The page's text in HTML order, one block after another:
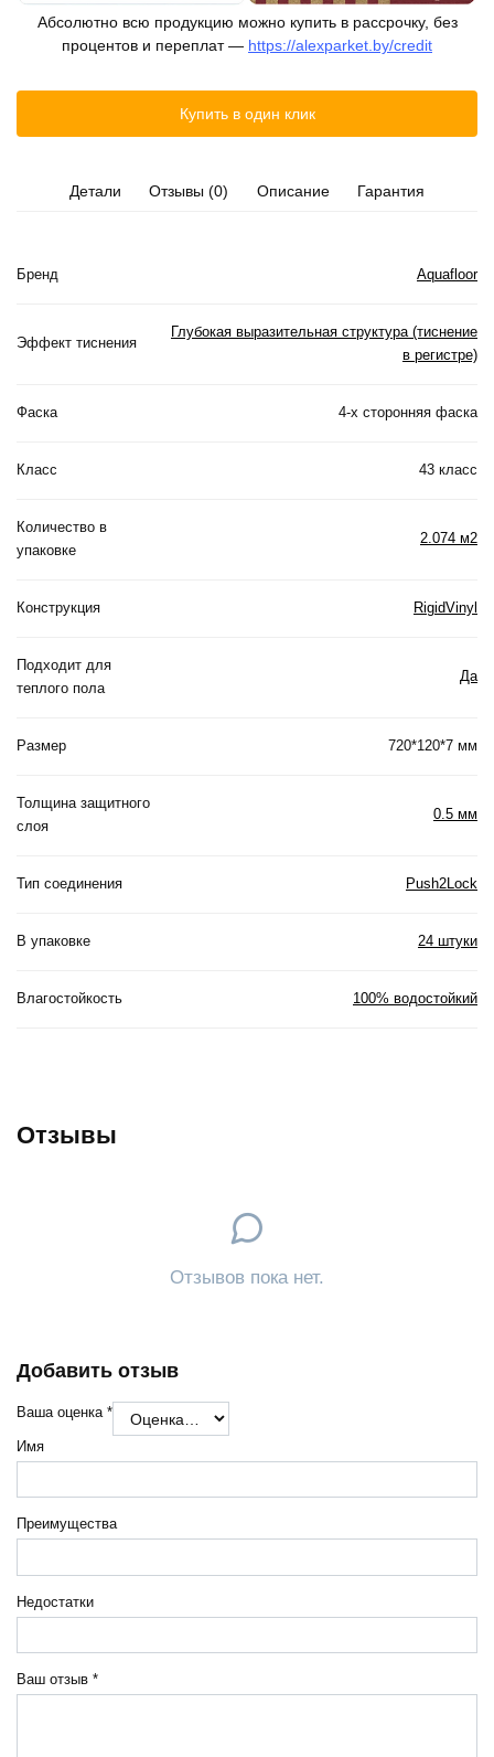
Абсолютно всю продукцию можно купить в рассрочку, без
процентов и переплат — https://alexparket.by/credit
Купить в один клик
Детали Отзывы (0) Описание Гарантия
Бренд Aquafloor
Эффект тиснения
Глубокая выразительная структура (тиснение
в регистре)
Фаска 4-х сторонняя фаска
Класс 43 класс
Количество в
упаковке
2.074 м2
Конструкция RigidVinyl
Подходит для
теплого пола
Да
Размер 720*120*7 мм
Толщина защитного
слоя
0.5 мм
Тип соединения Push2Lock
В упаковке 24 штуки
Влагостойкость 100% водостойкий
Отзывы
Отзывов пока нет.
Добавить отзыв
Ваша оценка *
Ваш отзыв *
Имя
Преимущества
Недостатки